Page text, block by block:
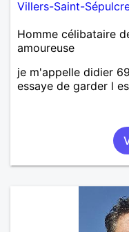
Villers-Saint-
Homme célibataire
amoureuse
je m'appelle didier
essaye de garder l